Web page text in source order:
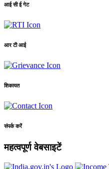
आई सी ई गेट
आर टी आई
शिकायत
संपर्क करें
महत्वपूर्ण वेबसाइटें